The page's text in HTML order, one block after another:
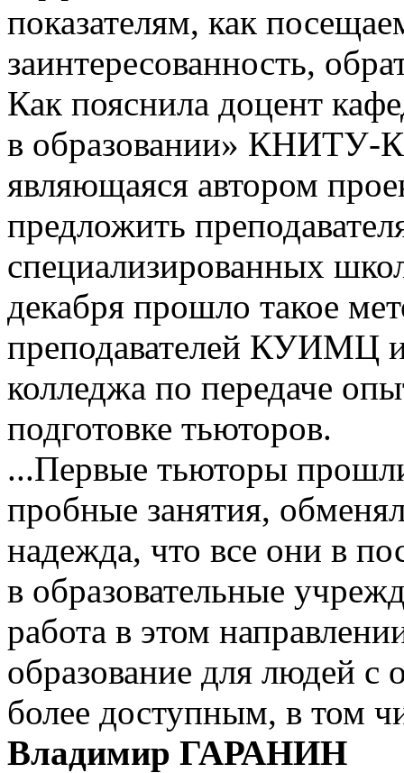
показателям, как
заинтересованность,
Как пояснила доцент
в образовании» КНИТУ-
являющаяся автором
предложить
специализированных
декабря прошло такое
преподавателей КУИМЦ и
колледжа по передаче
подготовке тьюторов.
...Первые тьюторы
пробные занятия,
надежда, что все они в
в образовательные
работа в этом
образование для людей с
более доступным, в том
Владимир ГАРАНИН